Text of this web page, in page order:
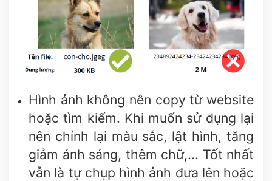
Hình ảnh không nên copy từ website
hoặc tìm kiếm. Khi muốn sử dụng lại
nên chỉnh lại màu sắc, lật hình, tăng
giảm ánh sáng, thêm chữ,... Tốt nhất
vẫn là tự chụp hình ảnh đưa lên hoặc